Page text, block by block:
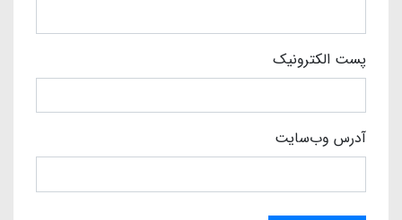
پست الکترونیک
آدرس وب‌سایت